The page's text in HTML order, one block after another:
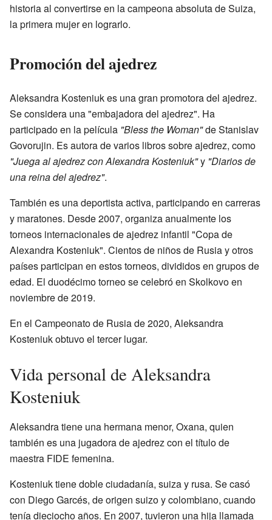
historia al convertirse en la campeona absoluta de Suiza,
la primera mujer en lograrlo.
Promoción del ajedrez
Aleksandra Kosteniuk es una gran promotora del ajedrez.
Se considera una "embajadora del ajedrez". Ha
participado en la película "Bless the Woman"de Stanislav
Govorujin. Es autora de varios libros sobre ajedrez, como
"Juega al ajedrez con Alexandra Kosteniuk"y "Diarios de
una reina del ajedrez".
También es una deportista activa, participando en carreras
y maratones. Desde 2007, organiza anualmente los
torneos internacionales de ajedrez infantil "Copa de
Alexandra Kosteniuk". Cientos de niños de Rusia y otros
países participan en estos torneos, divididos en grupos de
edad. El duodécimo torneo se celebró en Skolkovo en
noviembre de 2019.
En el Campeonato de Rusia de 2020, Aleksandra
Kosteniuk obtuvo el tercer lugar.
Vida personal de Aleksandra
Kosteniuk
Aleksandra tiene una hermana menor, Oxana, quien
también es una jugadora de ajedrez con el título de
maestra FIDE femenina.
Kosteniuk tiene doble ciudadanía, suiza y rusa. Se casó
con Diego Garcés, de origen suizo y colombiano, cuando
tenía dieciocho años. En 2007, tuvieron una hija llamada